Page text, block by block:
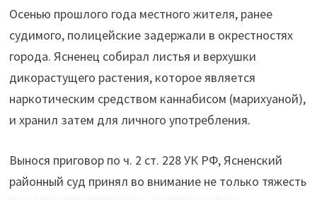
Осенью прошлого года местного жителя, ранее
судимого, полицейские задержали в окрестностях
города. Ясненец собирал листья и верхушки
дикорастущего растения, которое является
наркотическим средством каннабисом (марихуаной),
и хранил затем для личного употребления.
Вынося приговор по ч. 2 ст. 228 УК РФ, Ясненский
районный суд принял во внимание не только тяжесть